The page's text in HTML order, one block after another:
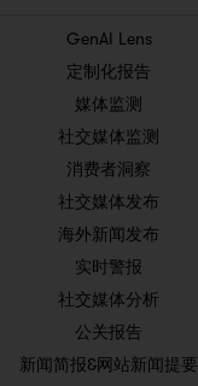
GenAI Lens
定制化报告
媒体监测
社交媒体监测
消费者洞察
社交媒体发布
海外新闻发布
实时警报
社交媒体分析
公关报告
新闻简报&网站新闻提要